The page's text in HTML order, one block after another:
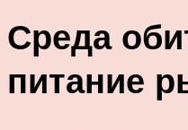
Среда
питание